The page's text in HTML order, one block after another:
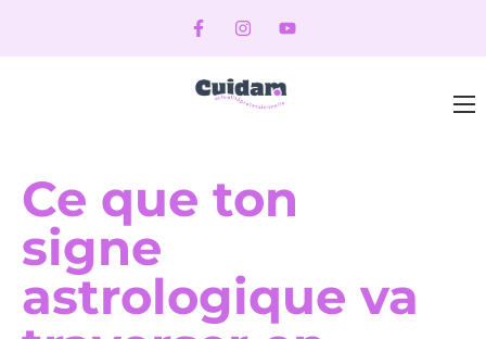
Ce que ton
signe
astrologique va